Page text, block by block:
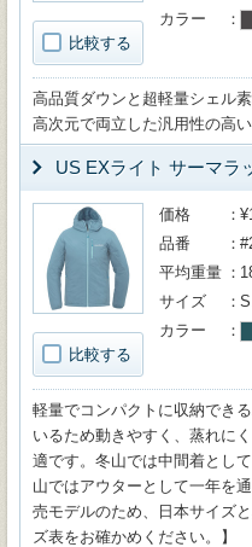
比較する
カラー
高品質ダウンと超軽量シェル
高次元で両立した汎用性の高
US EXライト サーマラ
比較する
価格
品番
平均重量
サイズ
カラー
軽量でコンパクトに収納でき
いるため動きやすく、蒸れに
適です。冬山では中間着とし
山ではアウターとして一年を
売モデルのため、日本サイズ
ズ表をお確かめください。】